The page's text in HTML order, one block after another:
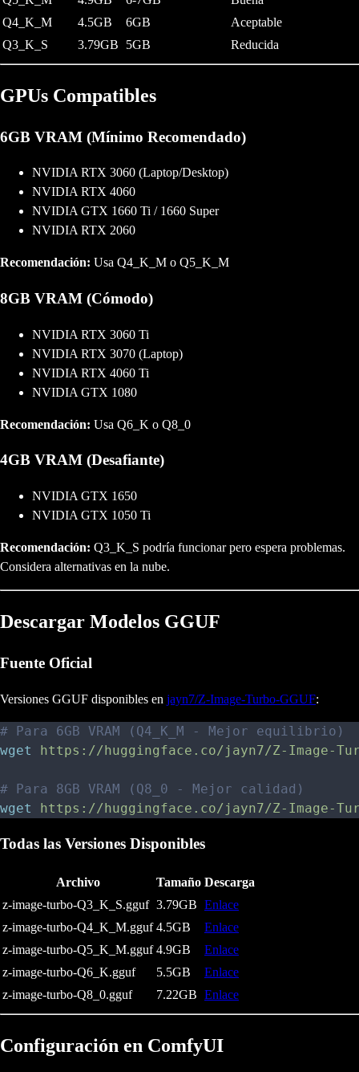
Q4_K_M
4.5GB 6GB
Aceptable
Q3_K_S
3.79GB 5GB Reducida
GPUs Compatibles
6GB VRAM (Mínimo Recomendado)
NVIDIA RTX 3060 (Laptop/Desktop)
NVIDIA RTX 4060
NVIDIA GTX 1660 Ti / 1660 Super
NVIDIA RTX 2060
Recomendación: Usa Q4_K_M o Q5_K_M
8GB VRAM (Cómodo)
NVIDIA RTX 3060 Ti
NVIDIA RTX 3070 (Laptop)
NVIDIA RTX 4060 Ti
NVIDIA GTX 1080
Recomendación: Usa Q6_K o Q8_0
4GB VRAM (Desafiante)
NVIDIA GTX 1650
NVIDIA GTX 1050 Ti
Recomendación: Q3_K_S podría funcionar pero espera problemas.
Considera alternativas en la nube.
Descargar Modelos GGUF
Fuente Oficial
Versiones GGUF disponibles en jayn7/Z-Image-Turbo-GGUF:
# Para 6GB VRAM (Q4_K_M - Mejor equilibrio)
wget
https://huggingface.co/jayn7/Z-Image-
# Para 8GB VRAM (Q8_0 - Mejor calidad)
wget
https://huggingface.co/jayn7/Z-Image-
Todas las Versiones Disponibles
Archivo Tamaño Descarga
z-image-turbo-Q3_K_S.gguf 3.79GB Enlace
z-image-turbo-Q4_K_M.gguf 4.5GB
Enlace
z-image-turbo-Q5_K_M.gguf 4.9GB
Enlace
z-image-turbo-Q6_K.gguf
5.5GB
Enlace
z-image-turbo-Q8_0.gguf
7.22GB Enlace
Configuración en ComfyUI